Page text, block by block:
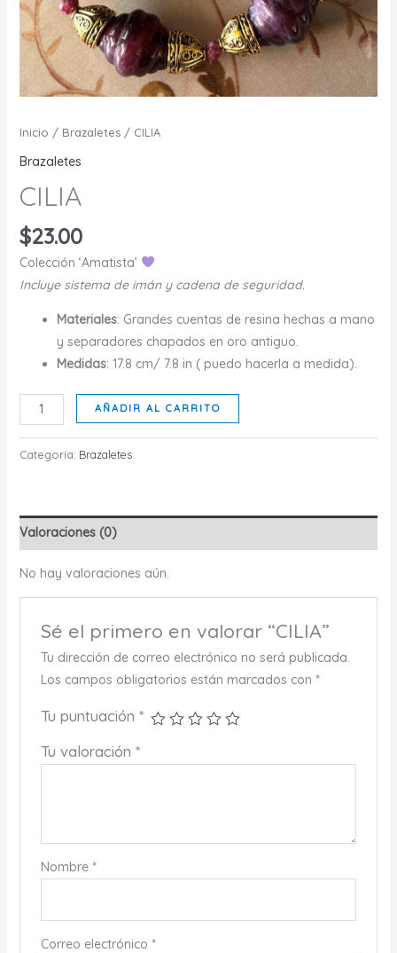
Inicio / Brazaletes/ CILIA
Brazaletes
CILIA
$23.00
Colección ‘Amatista’
Incluye sistema de imán y cadena de seguridad.
Materiales: Grandes cuentas de resina hechas a mano
y separadores chapados en oro antiguo.
Medidas: 17.8 cm/ 7.8 in ( puedo hacerla a medida).
CILIA
cantidad
AÑADIR AL CARRITO
Categoría: Brazaletes
Valoraciones (0)
No hay valoraciones aún.
Sé el primero en valorar “CILIA”
Tu dirección de correo electrónico no será publicada.
Los campos obligatorios están marcados con *
Tu puntuación *
Tu valoración *
Nombre *
Correo electrónico *